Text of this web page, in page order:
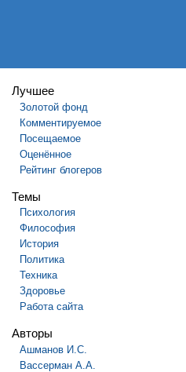
Лучшее
Золотой фонд
Комментируемое
Посещаемое
Оценённое
Рейтинг блогеров
Темы
Психология
Философия
История
Политика
Техника
Здоровье
Работа сайта
Авторы
Ашманов И.С.
Вассерман А.А.